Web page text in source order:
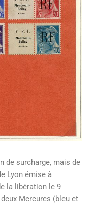
de surcharge, mais de
Lyon émise à
la libération le 9
Mercures (bleu et